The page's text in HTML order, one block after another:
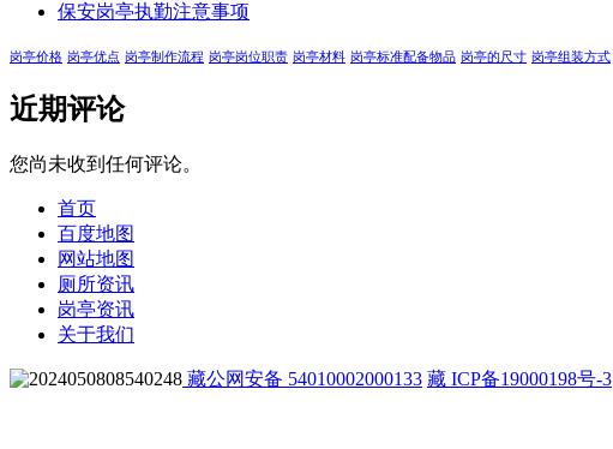
保安岗亭执勤注意事项
岗亭价格 岗亭优点 岗亭制作流程 岗亭岗位职责 岗亭材料 岗亭标准配备物品 岗亭的尺寸 岗亭组装方式
近期评论
您尚未收到任何评论。
首页
百度地图
网站地图
厕所资讯
岗亭资讯
关于我们
藏公网安备 54010002000133 藏 ICP备19000198号-3